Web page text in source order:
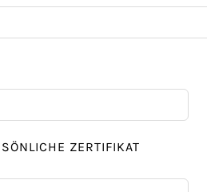
ZERTIFIKAT